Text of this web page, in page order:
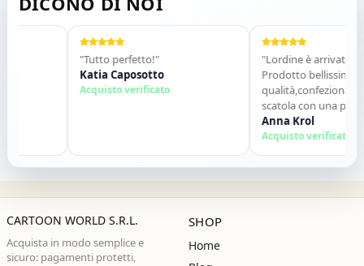
"Tutto perfetto!"
Katia Caposotto
Acquisto verificato
"Lordine è arrivato
Prodotto bellissimo di
qualità,confezionato in
scatola con una piccola
allinterno. Tutto perfetto.
consiglio vivamente.
prossima!"
Anna Krol
Acquisto verificato
CARTOON WORLD S.R.L.
Acquista in modo semplice e
sicuro: pagamenti protetti,
SHOP
Home